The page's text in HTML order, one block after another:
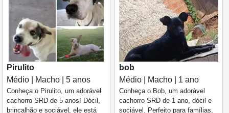
Pirulito
Médio | Macho | 5 anos
Conheça o Pirulito, um adorável
cachorro SRD de 5 anos! Dócil,
brincalhão e sociável, ele está
bob
Médio | Macho | 1 ano
Conheça o Bob, um adorável
cachorro SRD de 1 ano, dócil e
sociável. Perfeito para famílias,